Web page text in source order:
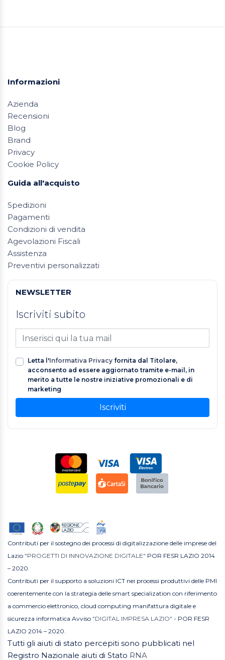
Informazioni
Azienda
Recensioni
Blog
Brand
Privacy
Cookie Policy
Guida all'acquisto
Spedizioni
Pagamenti
Condizioni di vendita
Agevolazioni Fiscali
Assistenza
Preventivi personalizzati
NEWSLETTER
Iscriviti subito
Letta l'Informativa Privacy fornita dal Titolare,
acconsento ad essere aggiornato tramite e-mail, in
merito a tutte le nostre iniziative promozionali e di
marketing
Iscriviti
Contributi per il sostegno dei processi di digitalizzazione delle imprese del
Lazio "PROGETTI DI INNOVAZIONE DIGITALE" POR FESR LAZIO 2014
– 2020.
Contributi per il supporto a soluzioni ICT nei processi produttivi delle PMI
coerentemente con la strategia delle smart specialization con riferimento
a commercio elettronico, cloud computing manifattura digitale e
sicurezza informatica Avviso "DIGITAL IMPRESA LAZIO" - POR FESR
LAZIO 2014 – 2020.
Tutti gli aiuti di stato percepiti sono pubblicati nel
Registro Nazionale aiuti di Stato RNA